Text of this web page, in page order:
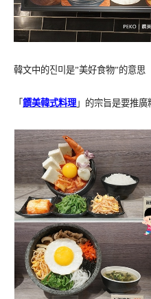
韓文中的진미是”美好食物”的意思
「 饌美韓式料理」的宗旨是要推廣